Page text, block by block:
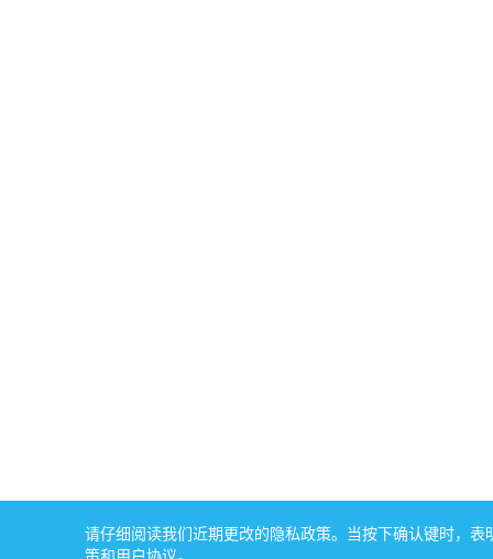
请仔细阅读我们近期更改的隐私政策。当按下确认键时，